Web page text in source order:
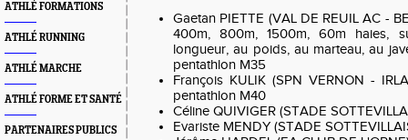
ATHLÉ FORMATIONS
ATHLÉ RUNNING
ATHLÉ MARCHE
ATHLÉ FORME ET SANTÉ
PARTENAIRES PUBLICS
Gaetan PIETTE (VAL DE REUIL AC -
400m, 800m, 1500m, 60m haies,
longueur, au poids, au marteau, au
pentathlon M35
François KULIK (SPN VERNON -
pentathlon M40
Céline QUIVIGER (STADE
Evariste MENDY (STADE